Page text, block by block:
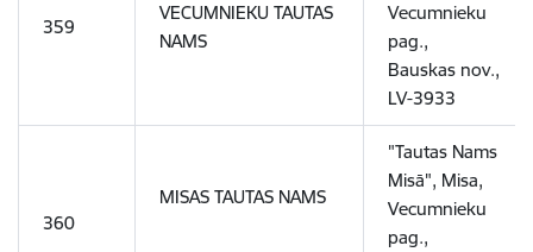
359
VECUMNIEKU TAUTAS
NAMS
Vecumnieku
pag.,
Bauskas nov.,
LV-3933
360
MISAS TAUTAS NAMS
"Tautas Nams
Misā", Misa,
Vecumnieku
pag.,